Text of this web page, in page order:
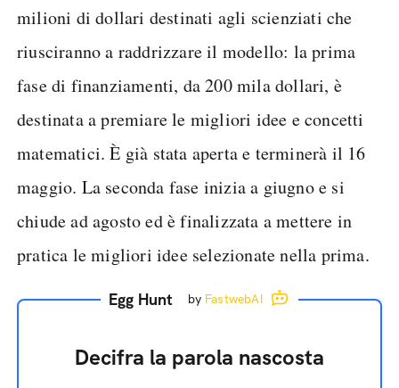
milioni di dollari destinati agli scienziati che
riusciranno a raddrizzare il modello: la prima
fase di finanziamenti, da 200 mila dollari, è
destinata a premiare le migliori idee e concetti
matematici. È già stata aperta e terminerà il 16
maggio. La seconda fase inizia a giugno e si
chiude ad agosto ed è finalizzata a mettere in
pratica le migliori idee selezionate nella prima.
Egg Hunt by FastwebAI
Decifra la parola nascosta